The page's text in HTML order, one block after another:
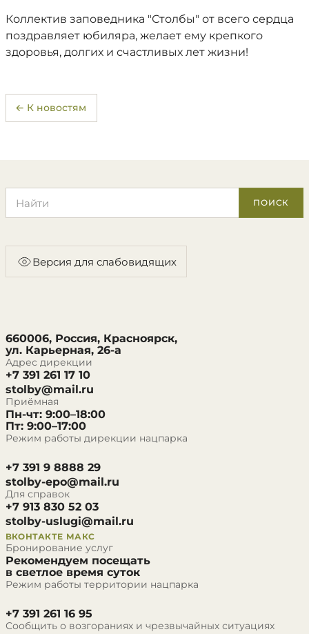
Коллектив заповедника "Столбы" от всего сердца
поздравляет юбиляра, желает ему крепкого
здоровья, долгих и счастливых лет жизни!
← К новостям
ПОИСК
Версия для слабовидящих
660006, Россия, Красноярск,
ул. Карьерная, 26-а
Адрес дирекции
+7 391 261 17 10
stolby@mail.ru
Приёмная
Пн-чт: 9:00–18:00
Пт: 9:00–17:00
Режим работы дирекции нацпарка
+7 391 9 8888 29
stolby-epo@mail.ru
Для справок
+7 913 830 52 03
stolby-uslugi@mail.ru
ВКОНТАКТЕ МАКС
Бронирование услуг
Рекомендуем посещать
в светлое время суток
Режим работы территории нацпарка
+7 391 261 16 95
Сообщить о возгораниях и чрезвычайных ситуациях